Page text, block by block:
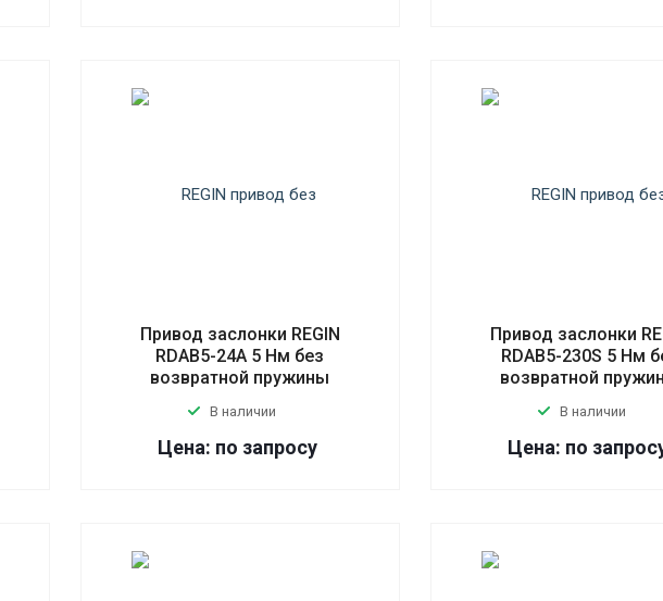
Привод заслонки REGIN
RDAB5-24A 5 Нм без
возвратной пружины
В наличии
Цена: по запросу
Привод заслонки
RDAB5-230S 5 Нм
возвратной
В наличии
Цена: по